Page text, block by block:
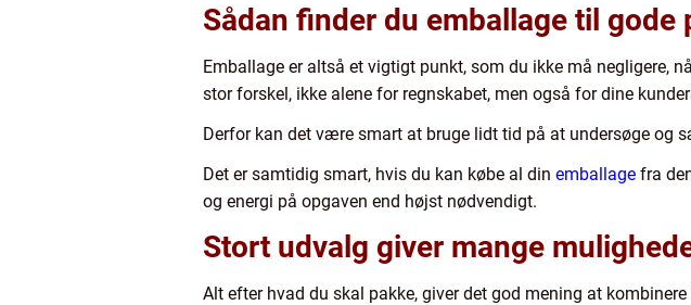
Sådan finder du emballage til gode
Emballage er altså et vigtigt punkt, som du ikke må negligere,
stor forskel, ikke alene for regnskabet, men også for dine
Derfor kan det være smart at bruge lidt tid på at undersøge og
Det er samtidig smart, hvis du kan købe al din emballage fra
og energi på opgaven end højst nødvendigt.
Stort udvalg giver mange
Alt efter hvad du skal pakke, giver det god mening at